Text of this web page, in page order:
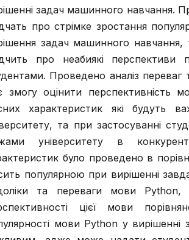
задач машинного навчання.
про стрімке зростання
задач машинного
про неабиякі
Проведено аналіз
змогу оцінити перспективність
характеристик які будуть
та при застосуванні
університету в
було проведено в
популярною при вирішенні
та переваги мови Python,
цієї мови
мови Python у